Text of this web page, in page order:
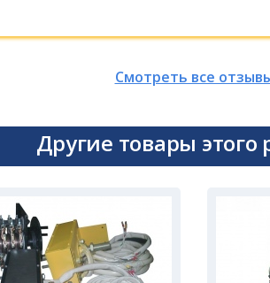
Смотреть все
Другие товары этого